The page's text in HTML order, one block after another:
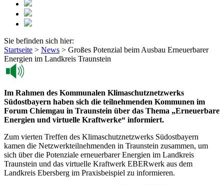
Sie befinden sich hier:
Startseite > News > Großes Potenzial beim Ausbau Erneuerbarer
Energien im Landkreis Traunstein
Im Rahmen des Kommunalen Klimaschutznetzwerks
Südostbayern haben sich die teilnehmenden Kommunen im
Forum Chiemgau in Traunstein über das Thema „Erneuerbare
Energien und virtuelle Kraftwerke“ informiert.
Zum vierten Treffen des Klimaschutznetzwerks Südostbayern
kamen die Netzwerkteilnehmenden in Traunstein zusammen, um
sich über die Potenziale erneuerbarer Energien im Landkreis
Traunstein und das virtuelle Kraftwerk EBERwerk aus dem
Landkreis Ebersberg im Praxisbeispiel zu informieren.